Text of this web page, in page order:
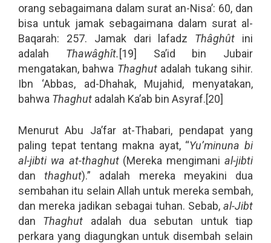
orang sebagaimana dalam surat an-Nisa’: 60, dan
bisa untuk jamak sebagaimana dalam surat al-
Baqarah: 257. Jamak dari lafadz Thâghût ini
adalah Thawâghît. [19] Sa’id bin Jubair
mengatakan, bahwa Thaghut adalah tukang sihir.
Ibn ‘Abbas, ad-Dhahak, Mujahid, menyatakan,
bahwa Thaghut adalah Ka’ab bin Asyraf.[20]
Menurut Abu Ja’far at-Thabari, pendapat yang
paling tepat tentang makna ayat, “Yu’minuna bi
al-jibti wa at-thaghut(Mereka mengimanial-jibti
dan thaghut).” adalah mereka meyakini dua
sembahan itu selain Allah untuk mereka sembah,
dan mereka jadikan sebagai tuhan. Sebab, al-Jibt
dan Thaghut adalah dua sebutan untuk tiap
perkara yang diagungkan untuk disembah selain